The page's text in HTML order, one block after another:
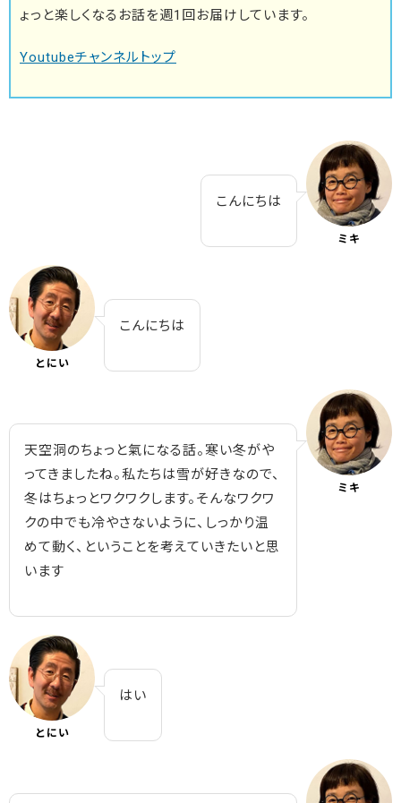
ょっと楽しくなるお話を週1回お届けしています。
Youtubeチャンネルトップ
こんにちは
ミキ
とにい
こんにちは
天空洞のちょっと氣になる話。寒い冬がや
ってきましたね。私たちは雪が好きなので、
冬はちょっとワクワクします。そんなワクワ
クの中でも冷やさないように、しっかり温
めて動く、ということを考えていきたいと思
います
ミキ
とにい
はい